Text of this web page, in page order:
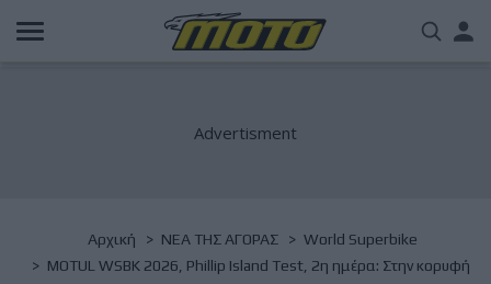
Παράκαμψη
προς
Breadcrumb
Αρχική NΕΑ ΤΗΣ ΑΓΟΡΑΣ
World Superbike
MOTUL WSBK 2026, Phillip Island Test, 2η ημέρα: Στην κορυφή